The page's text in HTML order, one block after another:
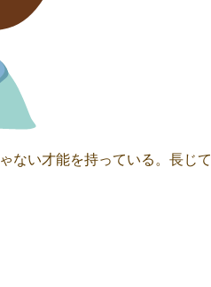
ない才能を持っている。長じて